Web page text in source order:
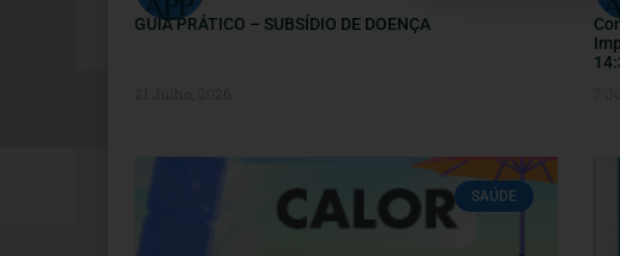
GUIA PRÁTICO – SUBSÍDIO DE DOENÇA
SAÚDE